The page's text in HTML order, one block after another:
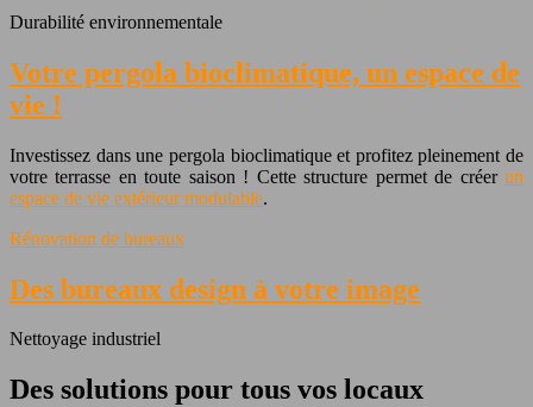
Durabilité environnementale
Votre pergola bioclimatique, un espace de
vie !
Investissez dans une pergola bioclimatique et profitez pleinement de
votre terrasse en toute saison ! Cette structure permet de créer un
espace de vie extérieur modulable.
Rénovation de bureaux
Des bureaux design à votre image
Nettoyage industriel
Des solutions pour tous vos locaux